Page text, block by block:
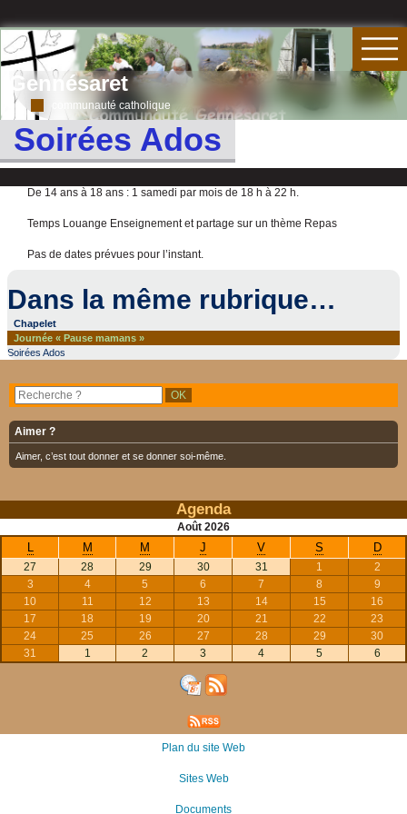
Gennésaret
communauté catholique
Soirées Ados
De 14 ans à 18 ans : 1 samedi par mois de 18 h à 22 h.
Temps Louange Enseignement et partage sur un thème Repas
Pas de dates prévues pour l’instant.
Dans la même rubrique…
Chapelet
Journée « Pause mamans »
Soirées Ados
Aimer ?
Aimer, c’est tout donner et se donner soi-même.
Agenda
Août 2026
M M J V S D
27 28 29 30 31 1
2
3
4 5 6 7 8
9
10
11 12 13 14 15
16
17
18 19 20 21 22
23
24
25 26 27 28 29
30
31
1 2 3 4 5 6
Plan du site Web
Sites Web
Documents